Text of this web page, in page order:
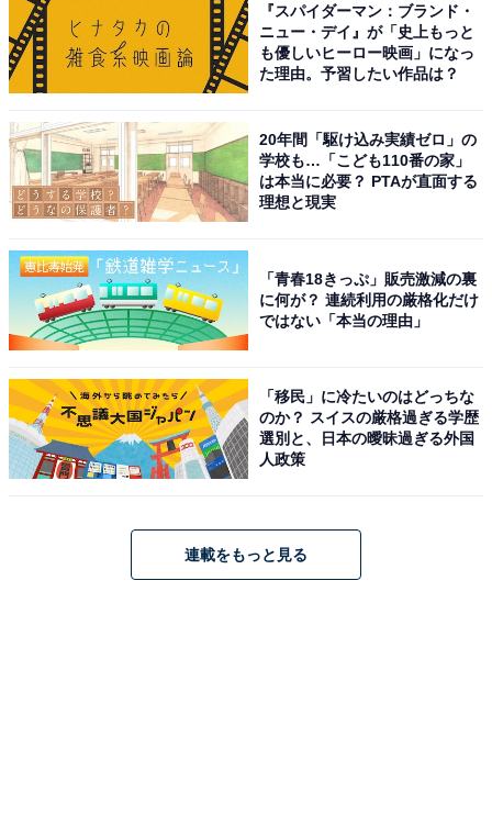
『スパイダーマン：ブランド・
ニュー・デイ』が「史上もっと
も優しいヒーロー映画」になっ
た理由。予習したい作品は？
20年間「駆け込み実績ゼロ」の
学校も…「こども110番の家」
は本当に必要？ PTAが直面する
理想と現実
「青春18きっぷ」販売激減の裏
に何が？ 連続利用の厳格化だけ
ではない「本当の理由」
「移民」に冷たいのはどっちな
のか？ スイスの厳格過ぎる学歴
選別と、日本の曖昧過ぎる外国
人政策
連載をもっと見る